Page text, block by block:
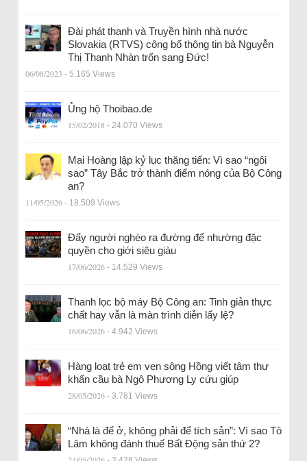
Đài phát thanh và Truyền hình nhà nước
Slovakia (RTVS) công bố thông tin bà Nguyễn
Thị Thanh Nhàn trốn sang Đức!
06/08/2023 - 5.165 Views
Ủng hộ Thoibao.de
15/02/2018 - 24.070 Views
Mai Hoàng lập kỷ lục thăng tiến: Vì sao “ngôi
sao” Tây Bắc trở thành điểm nóng của Bộ Công
an?
11/05/2026 - 18.509 Views
Đẩy người nghèo ra đường để nhường đặc
quyền cho giới siêu giàu
17/06/2026 - 14.529 Views
Thanh lọc bộ máy Bộ Công an: Tinh giản thực
chất hay vẫn là màn trình diễn lấy lệ?
16/06/2026 - 4.942 Views
Hàng loạt trẻ em ven sông Hồng viết tâm thư
khẩn cầu bà Ngô Phương Ly cứu giúp
28/05/2026 - 3.781 Views
“Nhà là để ở, không phải để tích sản”: Vì sao Tô
Lâm không đánh thuế Bất Động sản thứ 2?